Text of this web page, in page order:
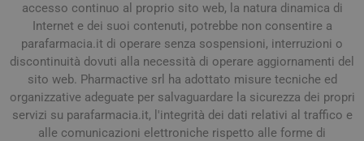
accesso continuo al proprio sito web, la natura dinamica di
Internet e dei suoi contenuti, potrebbe non consentire a
parafarmacia.it di operare senza sospensioni, interruzioni o
discontinuità dovuti alla necessità di operare aggiornamenti del
sito web. Pharmactive srl ha adottato misure tecniche ed
organizzative adeguate per salvaguardare la sicurezza dei propri
servizi su parafarmacia.it, l'integrità dei dati relativi al traffico e
alle comunicazioni elettroniche rispetto alle forme di